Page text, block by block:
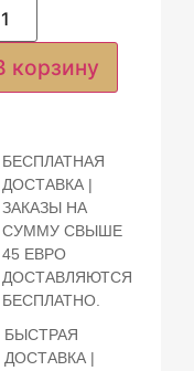
корзину
БЕСПЛАТНАЯ
ДОСТАВКА |
ЗАКАЗЫ НА
СУММУ СВЫШЕ
45 ЕВРО
ДОСТАВЛЯЮТСЯ
БЕСПЛАТНО.
БЫСТРАЯ
ДОСТАВКА |